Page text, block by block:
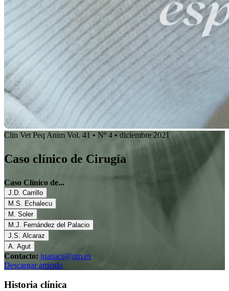
Clin Vet Peq Anim Vol. 41 • Nº 4 • diciembre 2021
Caso clínico de Cirugía
Caso Clínico de...
J.D. Carrillo
M.S. Echalecu
M. Soler
M.J. Fernández del Palacio
J.S. Alcaraz
A. Agut
Contacto: juanacs@um.es
Descargar artículo
Historia clínica